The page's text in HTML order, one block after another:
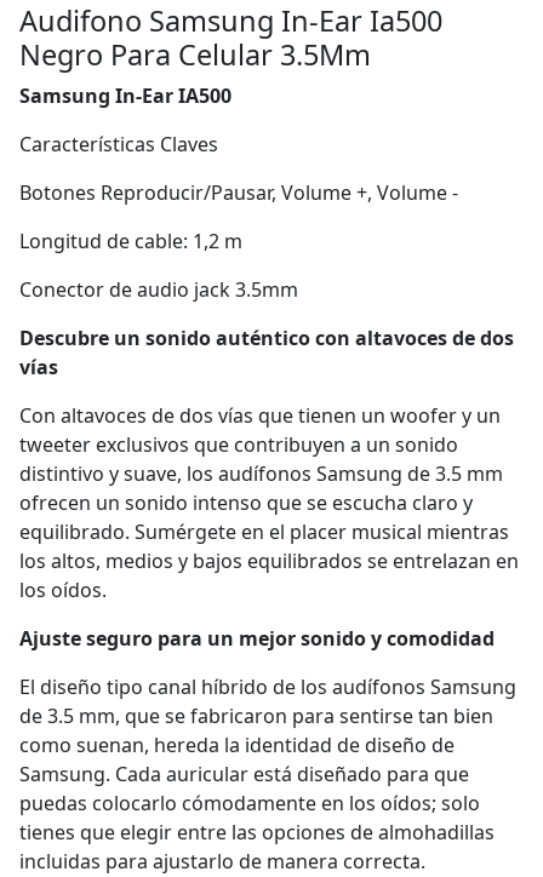
Audifono Samsung In-Ear Ia500
Negro Para Celular 3.5Mm
Samsung In-Ear IA500
Características Claves
Botones Reproducir/Pausar, Volume +, Volume -
Longitud de cable: 1,2 m
Conector de audio jack 3.5mm
Descubre un sonido auténtico con altavoces de dos
vías
Con altavoces de dos vías que tienen un woofer y un
tweeter exclusivos que contribuyen a un sonido
distintivo y suave, los audífonos Samsung de 3.5 mm
ofrecen un sonido intenso que se escucha claro y
equilibrado. Sumérgete en el placer musical mientras
los altos, medios y bajos equilibrados se entrelazan en
los oídos.
Ajuste seguro para un mejor sonido y comodidad
El diseño tipo canal híbrido de los audífonos Samsung
de 3.5 mm, que se fabricaron para sentirse tan bien
como suenan, hereda la identidad de diseño de
Samsung. Cada auricular está diseñado para que
puedas colocarlo cómodamente en los oídos; solo
tienes que elegir entre las opciones de almohadillas
incluidas para ajustarlo de manera correcta.